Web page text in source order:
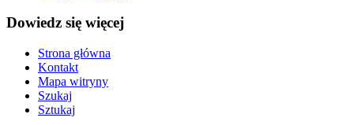
Dowiedz się więcej
Strona główna
Kontakt
Mapa witryny
Szukaj
Sztukaj